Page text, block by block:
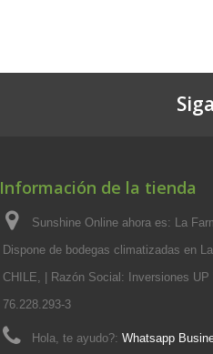
Información de la tienda
Sunshine Online ahora es: La
Dispone de bodegas climatizadas en
CHILE, | Razón Social: Inversiones UP
76.228.293-3
Hola, te ayudo?: Whatsapp